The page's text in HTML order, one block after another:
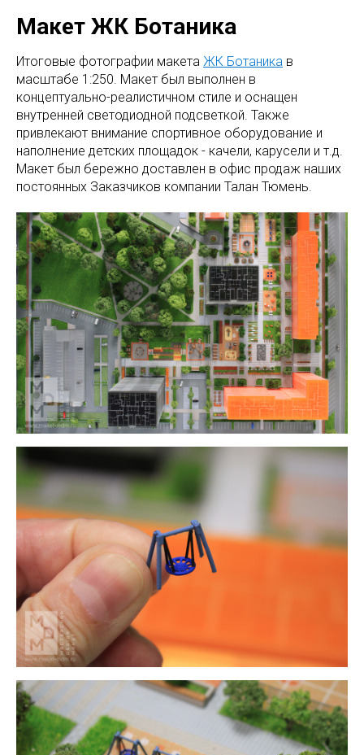
Макет ЖК Ботаника
Итоговые фотографии макета ЖК Ботаника в
масштабе 1:250. Макет был выполнен в
концептуально-реалистичном стиле и оснащен
внутренней светодиодной подсветкой. Также
привлекают внимание спортивное оборудование и
наполнение детских площадок - качели, карусели и т.д.
Макет был бережно доставлен в офис продаж наших
постоянных Заказчиков компании Талан Тюмень.